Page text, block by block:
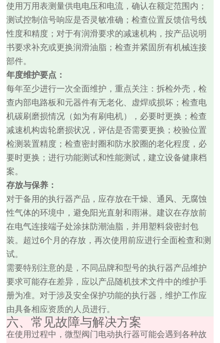
使用万用表测量供电电压和电流，确认在额定范围内；
测试控制信号响应是否灵敏准确；检查位置反馈信号线
性度和精度；对于有润滑要求的减速机构，按产品说明
书要求补充或更换润滑油脂；检查并紧固所有机械连接
部件。
年度维护要点：
每年至少进行一次全面维护，重点关注：拆检外壳，检
查内部电路板和元器件有无老化、虚焊或损坏；检查电
机碳刷磨损情况（如为有刷电机），必要时更换；检查
减速机构齿轮磨损状况，评估是否需要更换；校验位置
检测装置精度；检查密封圈和防水胶圈的老化程度，必
要时更换；进行功能测试和性能测试，建立设备健康档
案。
存放与保养：
对于备用的执行器产品，应存放在干燥、通风、无腐蚀
性气体的环境中，避免阳光直射和雨淋。建议在存放前
在电气连接端子处涂抹防潮油脂，并用塑料袋密封包
装。超过6个月的存放，再次使用前应进行全面检查和测
试。
需要特别注意的是，不同品牌和型号的执行器产品维护
要求可能存在差异，应以产品随机技术文件中的维护手
册为准。对于涉及安全保护功能的执行器，维护工作应
由具备相应资质的人员进行。
六、常见故障与解决方案
在使用过程中，微型阀门电动执行器可能会遇到各种故